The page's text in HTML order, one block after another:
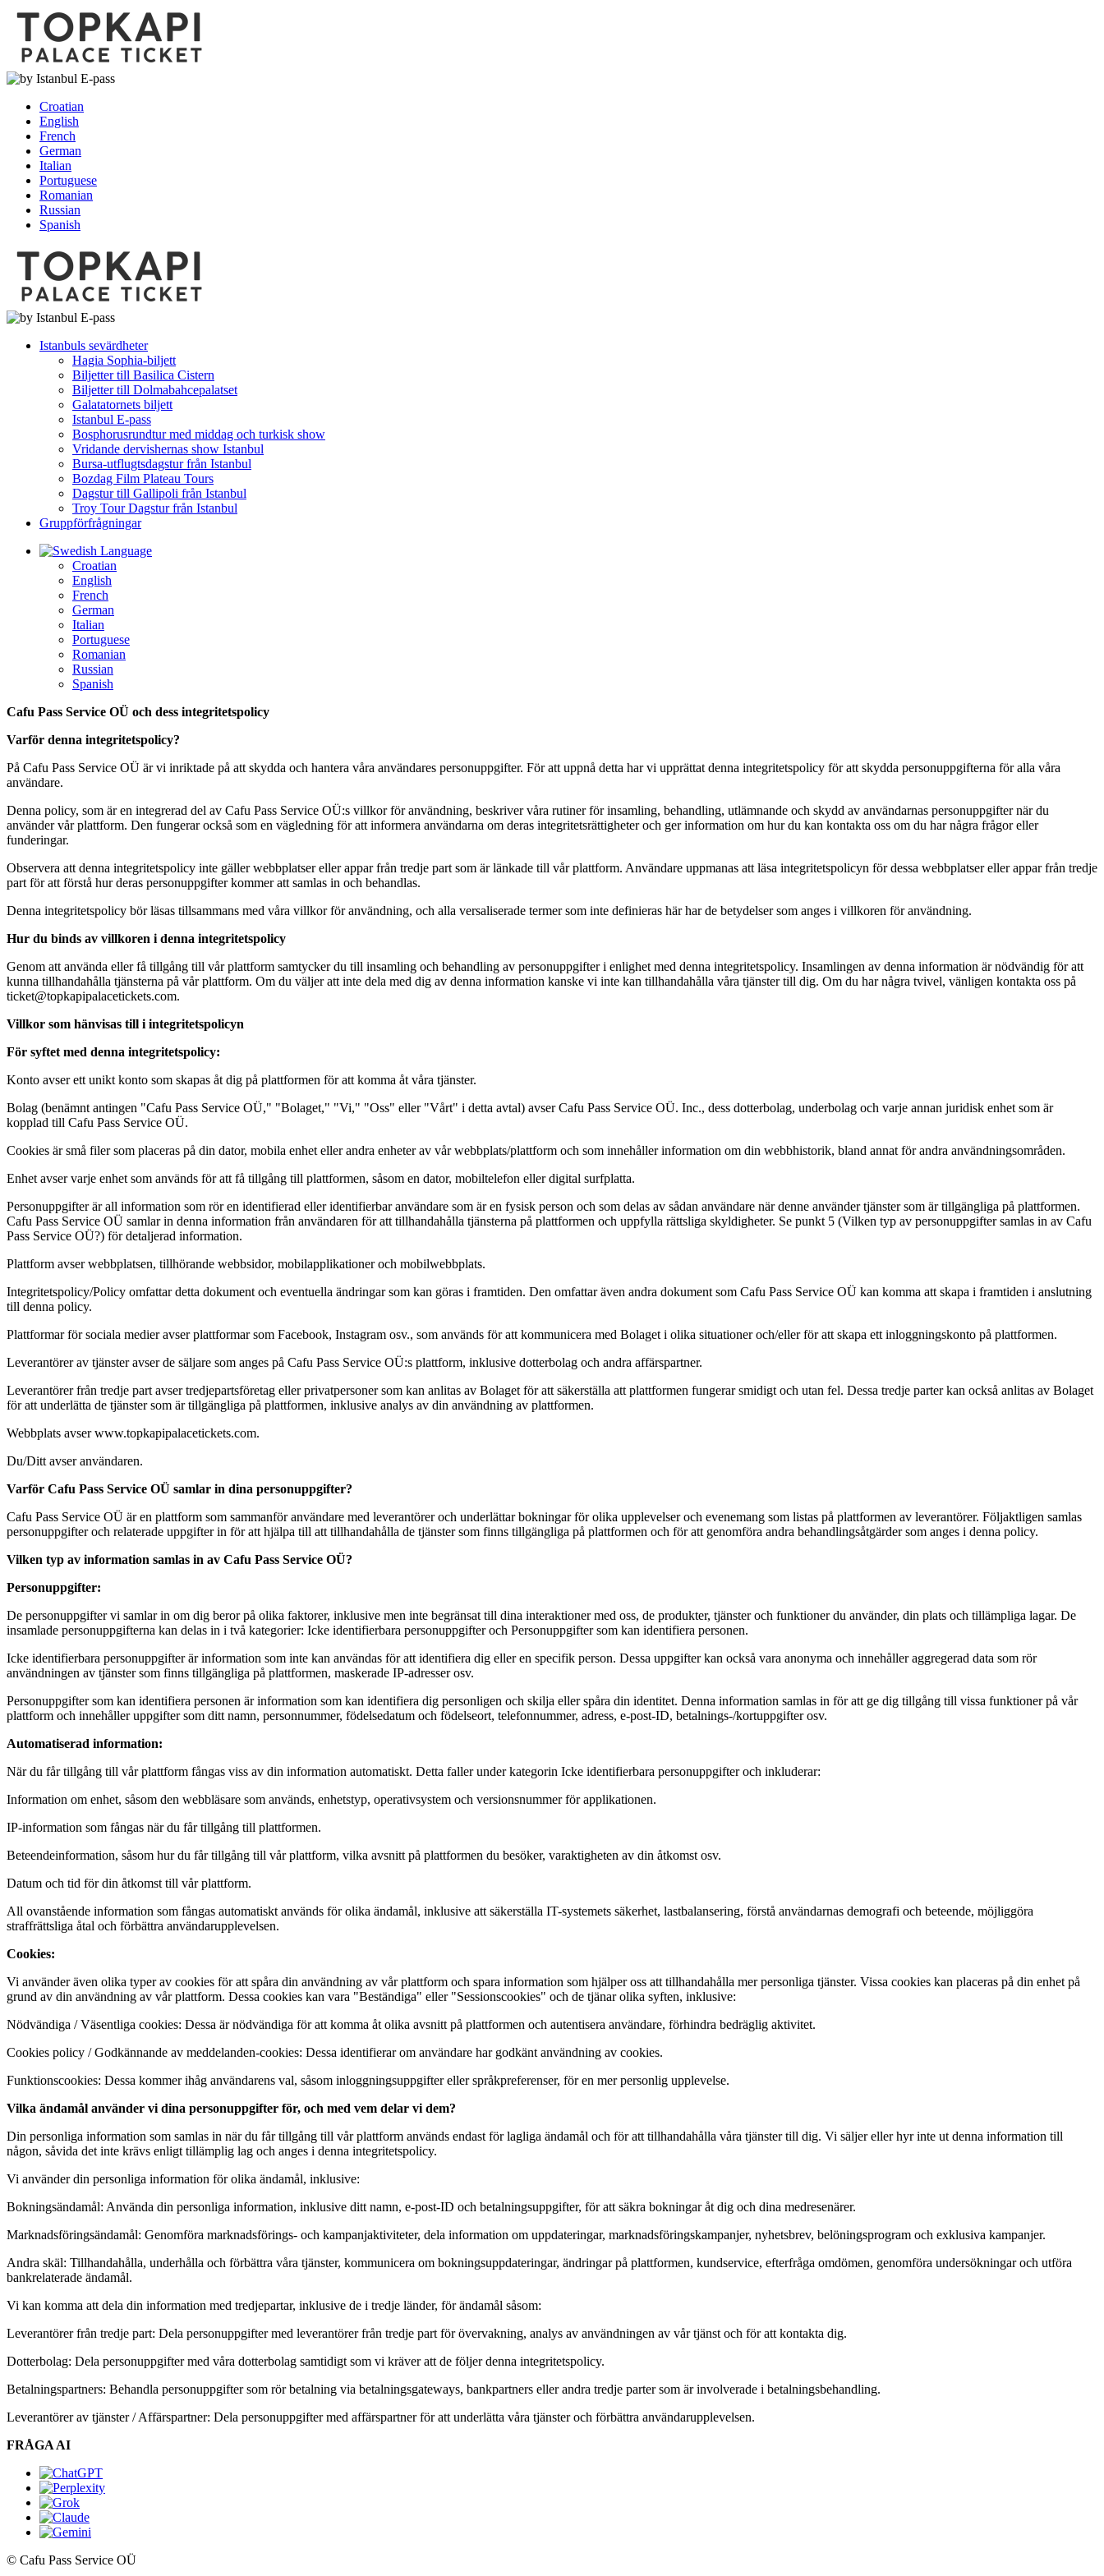
Croatian
English
French
German
Italian
Portuguese
Romanian
Russian
Spanish
Istanbuls sevärdheter
Hagia Sophia-biljett
Biljetter till Basilica Cistern
Biljetter till Dolmabahcepalatset
Galatatornets biljett
Istanbul E-pass
Bosphorusrundtur med middag och turkisk show
Vridande dervishernas show Istanbul
Bursa-utflugtsdagstur från Istanbul
Bozdag Film Plateau Tours
Dagstur till Gallipoli från Istanbul
Troy Tour Dagstur från Istanbul
Gruppförfrågningar
Language
Croatian
English
French
German
Italian
Portuguese
Romanian
Russian
Spanish
Cafu Pass Service OÜ och dess integritetspolicy
Varför denna integritetspolicy?
På Cafu Pass Service OÜ är vi inriktade på att skydda och hantera våra användares personuppgifter. För att uppnå detta har vi upprättat denna integritetspolicy för att skydda personuppgifterna för alla våra
användare.
Denna policy, som är en integrerad del av Cafu Pass Service OÜ:s villkor för användning, beskriver våra rutiner för insamling, behandling, utlämnande och skydd av användarnas personuppgifter när du
använder vår plattform. Den fungerar också som en vägledning för att informera användarna om deras integritetsrättigheter och ger information om hur du kan kontakta oss om du har några frågor eller
funderingar.
Observera att denna integritetspolicy inte gäller webbplatser eller appar från tredje part som är länkade till vår plattform. Användare uppmanas att läsa integritetspolicyn för dessa webbplatser eller appar från tredje
part för att förstå hur deras personuppgifter kommer att samlas in och behandlas.
Denna integritetspolicy bör läsas tillsammans med våra villkor för användning, och alla versaliserade termer som inte definieras här har de betydelser som anges i villkoren för användning.
Hur du binds av villkoren i denna integritetspolicy
Genom att använda eller få tillgång till vår plattform samtycker du till insamling och behandling av personuppgifter i enlighet med denna integritetspolicy. Insamlingen av denna information är nödvändig för att
kunna tillhandahålla tjänsterna på vår plattform. Om du väljer att inte dela med dig av denna information kanske vi inte kan tillhandahålla våra tjänster till dig. Om du har några tvivel, vänligen kontakta oss på
ticket@topkapipalacetickets.com.
Villkor som hänvisas till i integritetspolicyn
För syftet med denna integritetspolicy:
Konto avser ett unikt konto som skapas åt dig på plattformen för att komma åt våra tjänster.
Bolag (benämnt antingen "Cafu Pass Service OÜ," "Bolaget," "Vi," "Oss" eller "Vårt" i detta avtal) avser Cafu Pass Service OÜ. Inc., dess dotterbolag, underbolag och varje annan juridisk enhet som är
kopplad till Cafu Pass Service OÜ.
Cookies är små filer som placeras på din dator, mobila enhet eller andra enheter av vår webbplats/plattform och som innehåller information om din webbhistorik, bland annat för andra användningsområden.
Enhet avser varje enhet som används för att få tillgång till plattformen, såsom en dator, mobiltelefon eller digital surfplatta.
Personuppgifter är all information som rör en identifierad eller identifierbar användare som är en fysisk person och som delas av sådan användare när denne använder tjänster som är tillgängliga på plattformen.
Cafu Pass Service OÜ samlar in denna information från användaren för att tillhandahålla tjänsterna på plattformen och uppfylla rättsliga skyldigheter. Se punkt 5 (Vilken typ av personuppgifter samlas in av Cafu
Pass Service OÜ?) för detaljerad information.
Plattform avser webbplatsen, tillhörande webbsidor, mobilapplikationer och mobilwebbplats.
Integritetspolicy/Policy omfattar detta dokument och eventuella ändringar som kan göras i framtiden. Den omfattar även andra dokument som Cafu Pass Service OÜ kan komma att skapa i framtiden i anslutning
till denna policy.
Plattformar för sociala medier avser plattformar som Facebook, Instagram osv., som används för att kommunicera med Bolaget i olika situationer och/eller för att skapa ett inloggningskonto på plattformen.
Leverantörer av tjänster avser de säljare som anges på Cafu Pass Service OÜ:s plattform, inklusive dotterbolag och andra affärspartner.
Leverantörer från tredje part avser tredjepartsföretag eller privatpersoner som kan anlitas av Bolaget för att säkerställa att plattformen fungerar smidigt och utan fel. Dessa tredje parter kan också anlitas av Bolaget
för att underlätta de tjänster som är tillgängliga på plattformen, inklusive analys av din användning av plattformen.
Webbplats avser www.topkapipalacetickets.com.
Du/Ditt avser användaren.
Varför Cafu Pass Service OÜ samlar in dina personuppgifter?
Cafu Pass Service OÜ är en plattform som sammanför användare med leverantörer och underlättar bokningar för olika upplevelser och evenemang som listas på plattformen av leverantörer. Följaktligen samlas
personuppgifter och relaterade uppgifter in för att hjälpa till att tillhandahålla de tjänster som finns tillgängliga på plattformen och för att genomföra andra behandlingsåtgärder som anges i denna policy.
Vilken typ av information samlas in av Cafu Pass Service OÜ?
Personuppgifter:
De personuppgifter vi samlar in om dig beror på olika faktorer, inklusive men inte begränsat till dina interaktioner med oss, de produkter, tjänster och funktioner du använder, din plats och tillämpliga lagar. De
insamlade personuppgifterna kan delas in i två kategorier: Icke identifierbara personuppgifter och Personuppgifter som kan identifiera personen.
Icke identifierbara personuppgifter är information som inte kan användas för att identifiera dig eller en specifik person. Dessa uppgifter kan också vara anonyma och innehåller aggregerad data som rör
användningen av tjänster som finns tillgängliga på plattformen, maskerade IP-adresser osv.
Personuppgifter som kan identifiera personen är information som kan identifiera dig personligen och skilja eller spåra din identitet. Denna information samlas in för att ge dig tillgång till vissa funktioner på vår
plattform och innehåller uppgifter som ditt namn, personnummer, födelsedatum och födelseort, telefonnummer, adress, e-post-ID, betalnings-/kortuppgifter osv.
Automatiserad information:
När du får tillgång till vår plattform fångas viss av din information automatiskt. Detta faller under kategorin Icke identifierbara personuppgifter och inkluderar:
Information om enhet, såsom den webbläsare som används, enhetstyp, operativsystem och versionsnummer för applikationen.
IP-information som fångas när du får tillgång till plattformen.
Beteendeinformation, såsom hur du får tillgång till vår plattform, vilka avsnitt på plattformen du besöker, varaktigheten av din åtkomst osv.
Datum och tid för din åtkomst till vår plattform.
All ovanstående information som fångas automatiskt används för olika ändamål, inklusive att säkerställa IT-systemets säkerhet, lastbalansering, förstå användarnas demografi och beteende, möjliggöra
straffrättsliga åtal och förbättra användarupplevelsen.
Cookies:
Vi använder även olika typer av cookies för att spåra din användning av vår plattform och spara information som hjälper oss att tillhandahålla mer personliga tjänster. Vissa cookies kan placeras på din enhet på
grund av din användning av vår plattform. Dessa cookies kan vara "Beständiga" eller "Sessionscookies" och de tjänar olika syften, inklusive:
Nödvändiga / Väsentliga cookies: Dessa är nödvändiga för att komma åt olika avsnitt på plattformen och autentisera användare, förhindra bedräglig aktivitet.
Cookies policy / Godkännande av meddelanden-cookies: Dessa identifierar om användare har godkänt användning av cookies.
Funktionscookies: Dessa kommer ihåg användarens val, såsom inloggningsuppgifter eller språkpreferenser, för en mer personlig upplevelse.
Vilka ändamål använder vi dina personuppgifter för, och med vem delar vi dem?
Din personliga information som samlas in när du får tillgång till vår plattform används endast för lagliga ändamål och för att tillhandahålla våra tjänster till dig. Vi säljer eller hyr inte ut denna information till
någon, såvida det inte krävs enligt tillämplig lag och anges i denna integritetspolicy.
Vi använder din personliga information för olika ändamål, inklusive:
Bokningsändamål: Använda din personliga information, inklusive ditt namn, e-post-ID och betalningsuppgifter, för att säkra bokningar åt dig och dina medresenärer.
Marknadsföringsändamål: Genomföra marknadsförings- och kampanjaktiviteter, dela information om uppdateringar, marknadsföringskampanjer, nyhetsbrev, belöningsprogram och exklusiva kampanjer.
Andra skäl: Tillhandahålla, underhålla och förbättra våra tjänster, kommunicera om bokningsuppdateringar, ändringar på plattformen, kundservice, efterfråga omdömen, genomföra undersökningar och utföra
bankrelaterade ändamål.
Vi kan komma att dela din information med tredjepartar, inklusive de i tredje länder, för ändamål såsom:
Leverantörer från tredje part: Dela personuppgifter med leverantörer från tredje part för övervakning, analys av användningen av vår tjänst och för att kontakta dig.
Dotterbolag: Dela personuppgifter med våra dotterbolag samtidigt som vi kräver att de följer denna integritetspolicy.
Betalningspartners: Behandla personuppgifter som rör betalning via betalningsgateways, bankpartners eller andra tredje parter som är involverade i betalningsbehandling.
Leverantörer av tjänster / Affärspartner: Dela personuppgifter med affärspartner för att underlätta våra tjänster och förbättra användarupplevelsen.
FRÅGA AI
© Cafu Pass Service OÜ